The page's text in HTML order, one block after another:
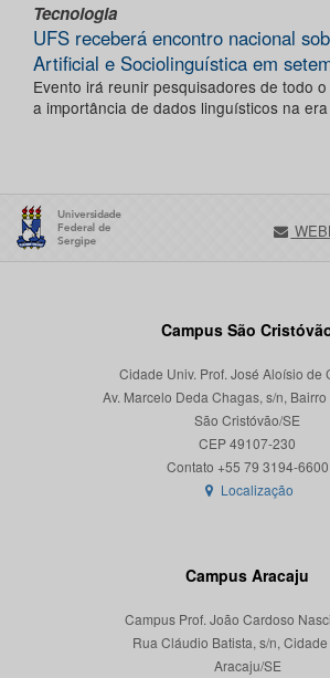
Tecnologia
UFS receberá encontro nacional
Artificial e Sociolinguística em
Evento irá reunir pesquisadores de todo
a importância de dados linguísticos na
Campus São
Cidade Univ. Prof. José Aloísio de
Av. Marcelo Deda Chagas, s/n,
São Cristóvão/SE
CEP 49107-230
Localização
Campus Aracaju
Campus Prof. João Cardoso
Rua Cláudio Batista, s/n,
Aracaju/SE